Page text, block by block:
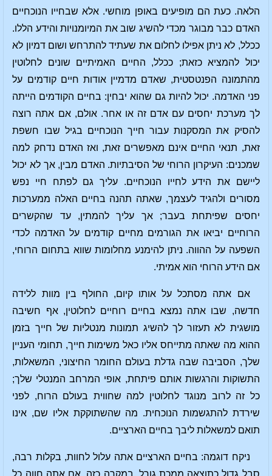
הלאה. כעת הם מופיעים באופן מוחשי. אלא שבחייו הנוכחיים
האדם כבר מבוגר מכדי להשיג שוב את המיומנויות והידע הללו.
ככלל, לא ניתן אפילו לחלום את שעתיד להתרחש ושום דמיון לא
יכול להמציא כזאת; ככלל, החיים האמיתיים שונים לחלוטין
מהתמונה הפנטסטית, שאדם מדמיין אודות חיים קודמים על
פני האדמה. יכול להיות גם שהוא יבחין: בחיים הקודמים הייתה
לך מערכת יחסים עם אדם זה או אחר. אולם, אם אתה רוצה
להסיק את המסקנות עבור חייך הנוכחיים בגיל שבו חשפת
זאת, תנאי החיים אינם מאפשרים זאת, ואז האדם נדחק למה
שמכנים: העיקרון הרוחי של הסיבתיות. האדם מבין, אך לא יכול
ליישם את הידע לחייו הנוכחיים. עליך גם לפתח חיי נפש
מסורים ולהגיד לעצמך, שאתה תהנה בחיים האלה ממערכות
יחסים שפיתחת בעבר; אך עליך להמתין, עד שהקשרים
הרוחיים יביאו את הגורמים מחיים קודמים על האדמה לכדי
השפעה על ההווה. ניתן להימנע מחלומות שווא בתחום הרוחי,
אם הידע הרוחי הוא אמיתי.
אם אתה מסתכל על אותו קיום, החולף בין מוות ללידה
חדשה, שבו אתה נמצא בחיים רוחיים לחלוטין, אף חשיבה
מושגית לא תעזור לך להשיג תמונות מנטליות של חייך בזמן
ההוא מה שאתה מתייחס אליו כאל משימות חייך, תחומי העניין
שלך, הסביבה שבה גדלת בעולם החומר החיצוני, המשאלות,
התשוקות והרגשות אותם פיתחת, אופי המרחב המנטלי שלך;
כל זה לרוב מנוגד לחלוטין למה שחווית בעולם הרוח, לפני
שירדת להתגשמות הנוכחית. מה שהשתוקקת אליו שם, אינו
תואם למשאלות ליבך בחיים הארציים.
ניקח דוגמה: בחיים הארציים אתה עלול לחוות, בקלות רבה,
סבל גדול כתוצאה ממכת גורל, במקרה כזה, אם אתה חווה כל